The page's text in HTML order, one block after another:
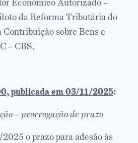
Econômico Autorizado –
da Reforma Tributária do
sobre Bens e
– CBS.
publicada em 03/11/2025:
– prorrogação de prazo
o prazo para adesão às